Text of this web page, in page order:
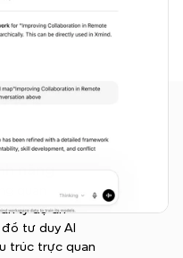
lý dự án
đồ tư duy AI
trúc trực quan